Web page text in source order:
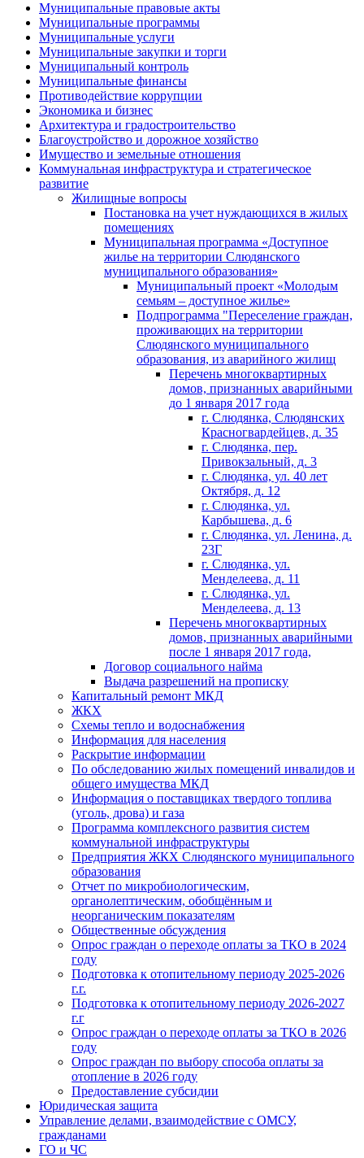
Муниципальные правовые акты
Муниципальные программы
Муниципальные услуги
Муниципальные закупки и торги
Муниципальный контроль
Муниципальные финансы
Противодействие коррупции
Экономика и бизнес
Архитектура и градостроительство
Благоустройство и дорожное хозяйство
Имущество и земельные отношения
Коммунальная инфраструктура и стратегическое
развитие
Жилищные вопросы
Постановка на учет нуждающихся в жилых
помещениях
Муниципальная программа «Доступное
жилье на территории Слюдянского
муниципального образования»
Муниципальный проект «Молодым
семьям – доступное жилье»
Подпрограмма "Переселение граждан,
проживающих на территории
Слюдянского муниципального
образования, из аварийного жилищ
Перечень многоквартирных
домов, признанных аварийными
до 1 января 2017 года
г. Слюдянка, Слюдянских
Красногвардейцев, д. 35
г. Слюдянка, пер.
Привокзальный, д. 3
г. Слюдянка, ул. 40 лет
Октября, д. 12
г. Слюдянка, ул.
Карбышева, д. 6
г. Слюдянка, ул. Ленина, д.
23Г
г. Слюдянка, ул.
Менделеева, д. 11
г. Слюдянка, ул.
Менделеева, д. 13
Перечень многоквартирных
домов, признанных аварийными
после 1 января 2017 года,
Договор социального найма
Выдача разрешений на прописку
Капитальный ремонт МКД
ЖКХ
Схемы тепло и водоснабжения
Информация для населения
Раскрытие информации
По обследованию жилых помещений инвалидов и
общего имущества МКД
Информация о поставщиках твердого топлива
(уголь, дрова) и газа
Программа комплексного развития систем
коммунальной инфраструктуры
Предприятия ЖКХ Слюдянского муниципального
образования
Отчет по микробиологическим,
органолептическим, обобщённым и
неорганическим показателям
Общественные обсуждения
Опрос граждан о переходе оплаты за ТКО в 2024
году
Подготовка к отопительному периоду 2025-2026
г.г.
Подготовка к отопительному периоду 2026-2027
г.г
Опрос граждан о переходе оплаты за ТКО в 2026
году
Опрос граждан по выбору способа оплаты за
отопление в 2026 году
Предоставление субсидии
Юридическая защита
Управление делами, взаимодействие с ОМСУ,
гражданами
ГО и ЧС